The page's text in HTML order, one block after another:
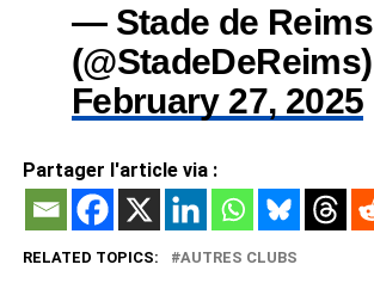
— Stade de Reims
(@StadeDeReims)
February 27, 2025
Partager l'article via :
RELATED TOPICS: AUTRES CLUBS